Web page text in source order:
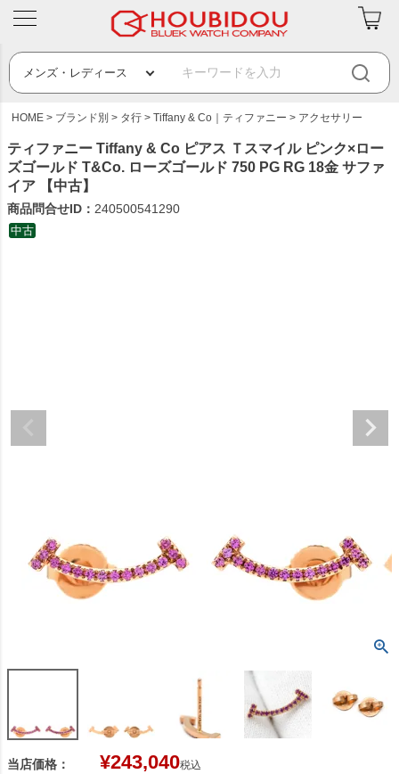
HOME ブランド別 タ行 Tiffany & Co｜ティファニー アクセサリー
ティファニー Tiffany & Co ピアス Ｔスマイル ピンク×ロー
ズゴールド T&Co. ローズゴールド 750 PG RG 18金 サファ
イア 【中古】
商品問合せID： 240500541290
中古
当店価格： ¥243,040税込